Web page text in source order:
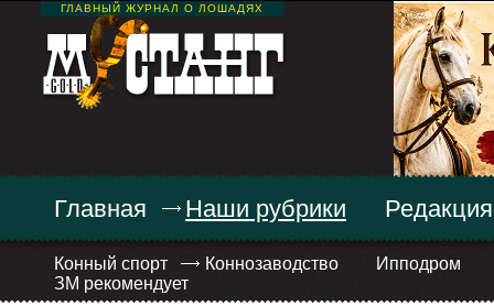
ГЛАВНЫЙ ЖУРНАЛ О ЛОШАДЯХ
Главная Наши рубрики
Конный спорт Коннозаводство
Ипподром
ЗМ рекомендует
Редакция